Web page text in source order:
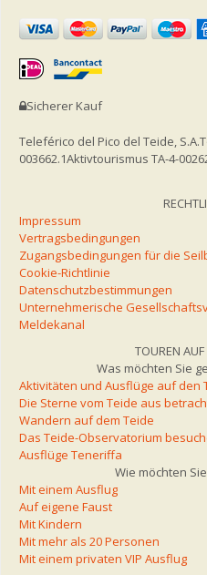
Sicherer Kauf
Teleférico del Pico del Teide, S.A.
003662.1Aktivtourismus TA-4-
Impressum
Vertragsbedingungen
Zugangsbedingungen für die
Cookie-Richtlinie
Datenschutzbestimmungen
Unternehmerische
Meldekanal
TOUREN
Was möchten Sie
Aktivitäten und Ausflüge auf den
Die Sterne vom Teide aus
Wandern auf dem Teide
Das Teide-Observatorium
Ausflüge Teneriffa
Wie möchten
Mit einem Ausflug
Auf eigene Faust
Mit Kindern
Mit mehr als 20 Personen
Mit einem privaten VIP Ausflug